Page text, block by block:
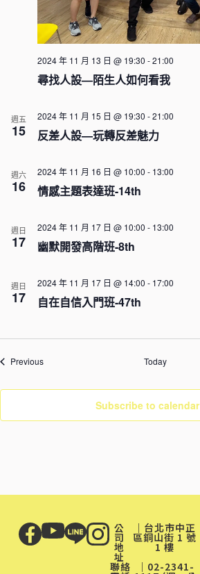
尋找人設—陌生人如何看我
2024 年 11 月 13 日 @ 19:30 -21:00
週五
15 反差人設—玩轉反差魅力
2024 年 11 月 15 日 @ 19:30 -21:00
週六
16 情感主題表達班-14th
2024 年 11 月 16 日 @ 10:00 - 13:00
週日
17 幽默開發高階班-8th
2024 年 11 月 17 日 @ 10:00 - 13:00
週日
17 自在自信入門班-47th
2024 年 11 月 17 日 @ 14:00 - 17:00
PreviousEvents Today
Subscribe to calendar
公
司
地
址
｜台北市中正
區銅山街 1 號
1 樓
聯絡
｜02-2341-